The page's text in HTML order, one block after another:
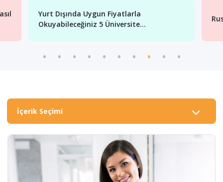
Rusya'da Tıp Okumak Mümkün Mü?
İçerik Seçimi